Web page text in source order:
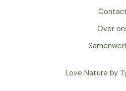
Over
Love Nature by